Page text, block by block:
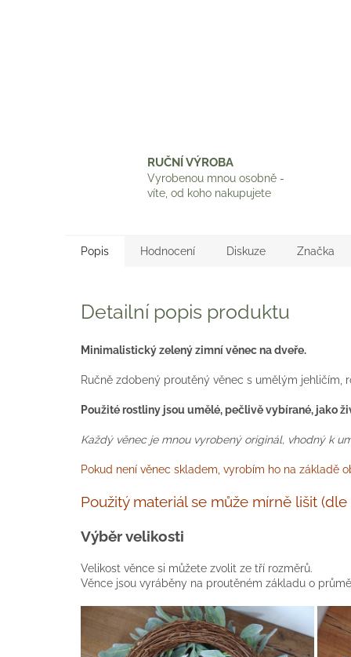
RUČNÍ VÝROBA
Vyrobenou mnou osobně -
víte, od koho nakupujete
Popis Hodnocení Diskuze Značka
Detailní popis produktu
Minimalistický zelený zimní věnec na dveře.
Ručně zdobený proutěný věnec s umělým jehličím,
Použité rostliny jsou umělé, pečlivě vybírané, jako
Každý věnec je mnou vyrobený originál, vhodný k
Pokud není věnec skladem, vyrobím ho na základě
Použitý materiál se může mírně lišit
Výběr velikosti
Velikost věnce si můžete zvolit ze tří rozměrů.
Věnce jsou vyráběny na proutěném základu o